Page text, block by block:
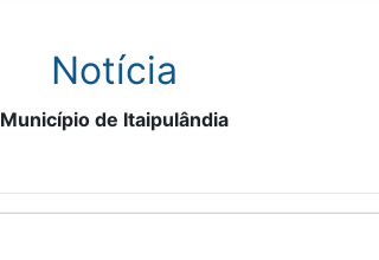
Notícia
Município de Itaipulândia